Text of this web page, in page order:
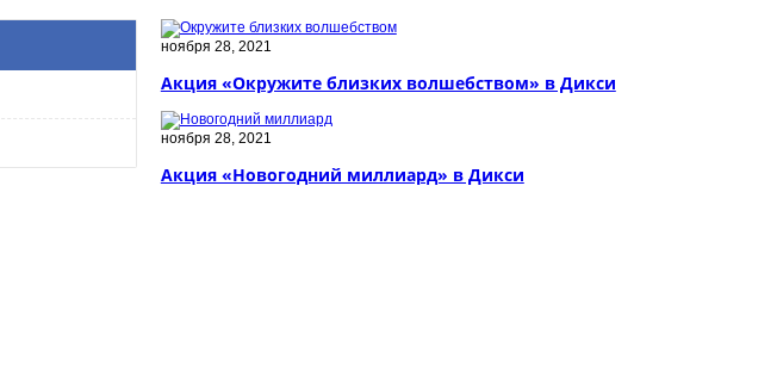
ноября 28, 2021
Акция «Окружите близких волшебством» в Дикси
ноября 28, 2021
Акция «Новогодний миллиард» в Дикси